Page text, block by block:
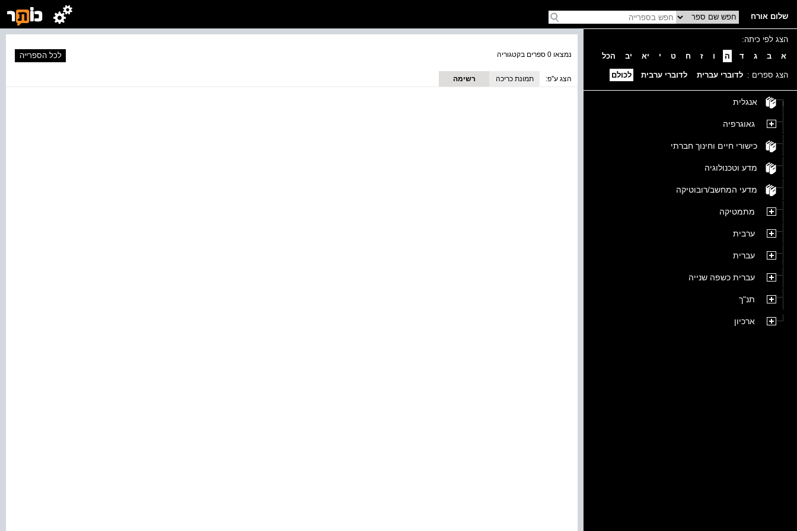
שלום אורח
הצג לפי כיתה:
א
ב ג ד ה ו ז ח ט י יא יב הכל
הצג ספרים : לדוברי עברית לדוברי ערבית לכולם
אנגלית
גאוגרפיה
כישורי חיים וחינוך חברתי
מדע וטכנולוגיה
מדעי המחשב/רובוטיקה
מתמטיקה
ערבית
עברית
עברית כשפה שנייה
תנ"ך
ארכיון
נמצאו 0 ספרים בקטגוריה לכל הספרייה
הצג ע''פ: תמונת כריכה רשימה